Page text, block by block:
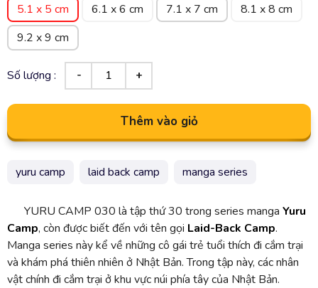
5.1 x 5 cm
6.1 x 6 cm 7.1 x 7 cm
8.1 x 8 cm
9.2 x 9 cm
Số lượng :
Thêm vào giỏ
yuru camp laid back camp manga series
YURU CAMP 030 là tập thứ 30 trong series manga Yuru
Camp, còn được biết đến với tên gọi Laid-Back Camp.
Manga series này kể về những cô gái trẻ tuổi thích đi cắm trại
và khám phá thiên nhiên ở Nhật Bản. Trong tập này, các nhân
vật chính đi cắm trại ở khu vực núi phía tây của Nhật Bản.